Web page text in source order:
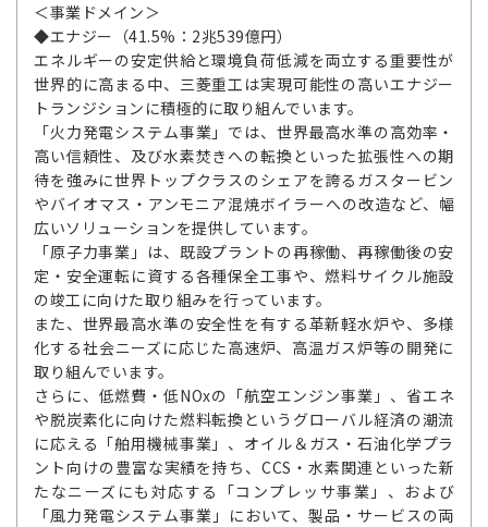
＜事業ドメイン＞
◆エナジー（41.5%：2兆539億円）
エネルギーの安定供給と環境負荷低減を両立する重要性が
世界的に高まる中、三菱重工は実現可能性の高いエナジー
トランジションに積極的に取り組んでいます。
「火力発電システム事業」では、世界最高水準の高効率・
高い信頼性、及び水素焚きへの転換といった拡張性への期
待を強みに世界トップクラスのシェアを誇るガスタービン
やバイオマス・アンモニア混焼ボイラーへの改造など、幅
広いソリューションを提供しています。
「原子力事業」は、既設プラントの再稼働、再稼働後の安
定・安全運転に資する各種保全工事や、燃料サイクル施設
の竣工に向けた取り組みを行っています。
また、世界最高水準の安全性を有する革新軽水炉や、多様
化する社会ニーズに応じた高速炉、高温ガス炉等の開発に
取り組んでいます。
さらに、低燃費・低NOxの「航空エンジン事業」、省エネ
や脱炭素化に向けた燃料転換というグローバル経済の潮流
に応える「舶用機械事業」、オイル＆ガス・石油化学プラ
ント向けの豊富な実績を持ち、CCS・水素関連といった新
たなニーズにも対応する「コンプレッサ事業」、および
「風力発電システム事業」において、製品・サービスの両